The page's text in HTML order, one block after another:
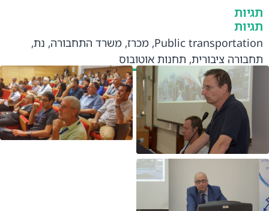
תגיות
תגיות
Public transportation
, מכרז, משרד התחבורה, נת,
תחבורה ציבורית, תחנות אוטובוס